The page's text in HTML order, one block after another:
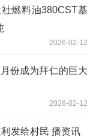
燃料油380CST基
2026-02-12
份成为拜仁的巨大
2026-02-12
发给村民 播资讯